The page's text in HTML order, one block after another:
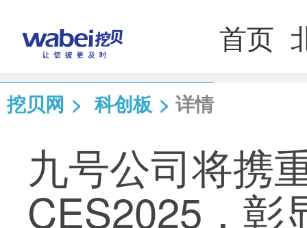
首页
挖贝网 > 科创板 > 详情
九号公司将携
CES2025，彰